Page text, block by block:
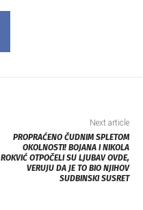
Next article
PROPRAĆENO ČUDNIM SPLETOM
OKOLNOSTI! BOJANA I NIKOLA
ROKVIĆ OTPOČELI SU LJUBAV OVDE,
VERUJU DA JE TO BIO NJIHOV
SUDBINSKI SUSRET